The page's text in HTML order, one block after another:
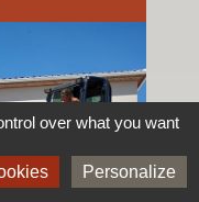
over what you want
Personalize